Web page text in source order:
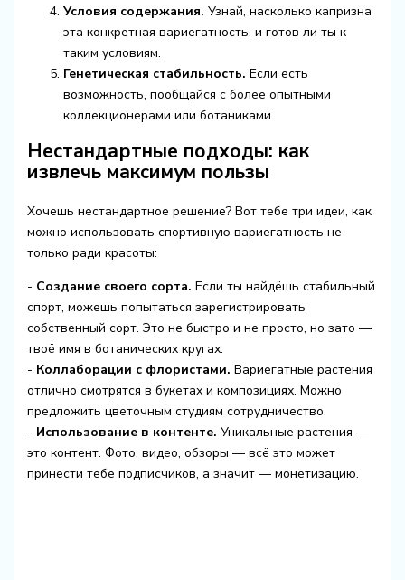
Условия содержания. Узнай, насколько капризна
эта конкретная вариегатность, и готов ли ты к
таким условиям.
Генетическая стабильность. Если есть
возможность, пообщайся с более опытными
коллекционерами или ботаниками.
Нестандартные подходы: как
извлечь максимум пользы
Хочешь нестандартное решение? Вот тебе три идеи, как
можно использовать спортивную вариегатность не
только ради красоты:
- Создание своего сорта. Если ты найдёшь стабильный
спорт, можешь попытаться зарегистрировать
собственный сорт. Это не быстро и не просто, но зато —
твоё имя в ботанических кругах.
- Коллаборации с флористами. Вариегатные растения
отлично смотрятся в букетах и композициях. Можно
предложить цветочным студиям сотрудничество.
- Использование в контенте. Уникальные растения —
это контент. Фото, видео, обзоры — всё это может
принести тебе подписчиков, а значит — монетизацию.